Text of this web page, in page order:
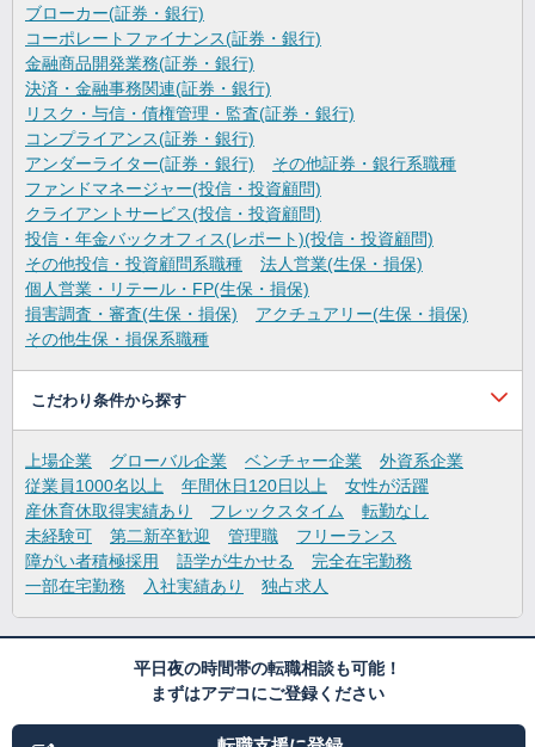
ブローカー(証券・銀行)
コーポレートファイナンス(証券・銀行)
金融商品開発業務(証券・銀行)
決済・金融事務関連(証券・銀行)
リスク・与信・債権管理・監査(証券・銀行)
コンプライアンス(証券・銀行)
アンダーライター(証券・銀行)
その他証券・銀行系職種
ファンドマネージャー(投信・投資顧問)
クライアントサービス(投信・投資顧問)
投信・年金バックオフィス(レポート)(投信・投資顧問)
その他投信・投資顧問系職種
法人営業(生保・損保)
個人営業・リテール・FP(生保・損保)
損害調査・審査(生保・損保)
アクチュアリー(生保・損保)
その他生保・損保系職種
こだわり条件から探す
上場企業 グローバル企業 ベンチャー企業
外資系企業
従業員1000名以上
年間休日120日以上
女性が活躍
産休育休取得実績あり
フレックスタイム
転勤なし
未経験可
第二新卒歓迎 管理職
フリーランス
障がい者積極採用
語学が生かせる
完全在宅勤務
一部在宅勤務
入社実績あり 独占求人
平日夜の時間帯の転職相談も可能！
まずはアデコにご登録ください